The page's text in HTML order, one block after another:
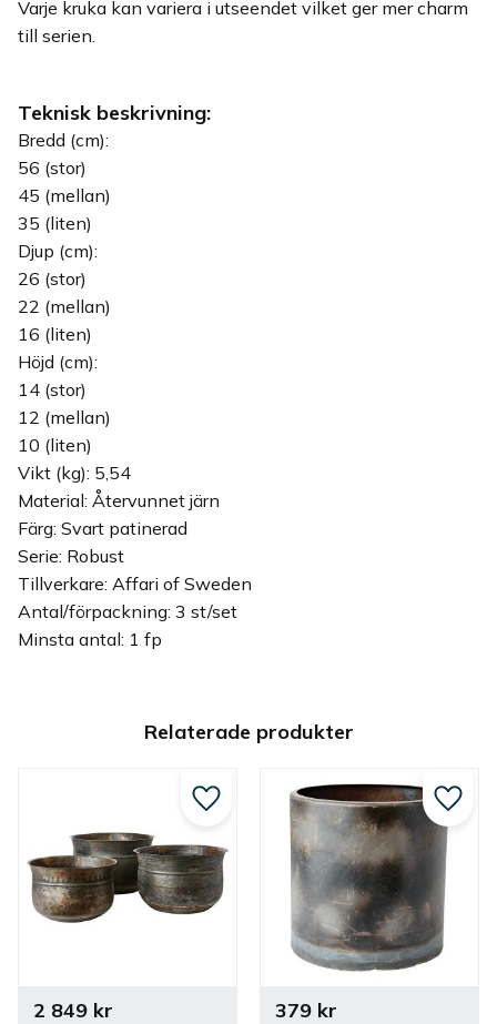
Varje kruka kan variera i utseendet vilket ger mer charm
till serien.
Teknisk beskrivning:
Bredd (cm):
56 (stor)
45 (mellan)
35 (liten)
Djup (cm):
26 (stor)
22 (mellan)
16 (liten)
Höjd (cm):
14 (stor)
12 (mellan)
10 (liten)
Vikt (kg): 5,54
Material: Återvunnet järn
Färg: Svart patinerad
Serie: Robust
Tillverkare: Affari of Sweden
Antal/förpackning: 3 st/set
Minsta antal: 1 fp
Relaterade produkter
2 849kr
Lägg till i favoriter
379kr
Lägg